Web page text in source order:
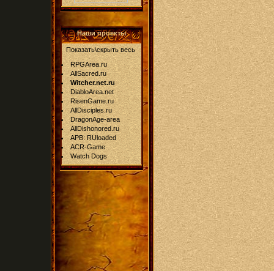
Наши проекты
Показать\скрыть весь
RPGArea.ru
AllSacred.ru
Witcher.net.ru
DiabloArea.net
RisenGame.ru
AllDisciples.ru
DragonAge-area
AllDishonored.ru
APB: RUloaded
ACR-Game
Watch Dogs